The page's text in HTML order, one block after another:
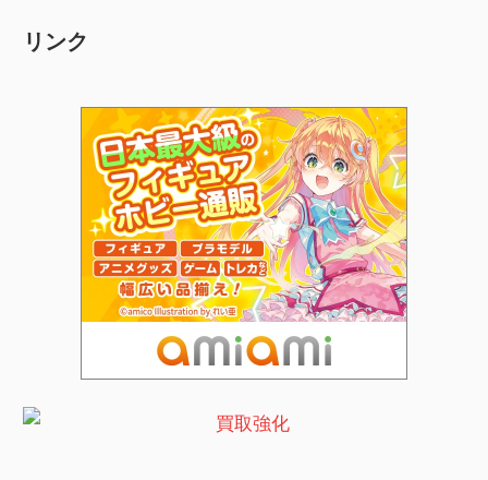
リンク